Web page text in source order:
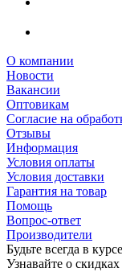
О компании
Новости
Вакансии
Оптовикам
Cогласие на
Отзывы
Информация
Условия оплаты
Условия доставки
Гарантия на товар
Помощь
Вопрос-ответ
Производители
Будьте всегда в
Узнавайте о